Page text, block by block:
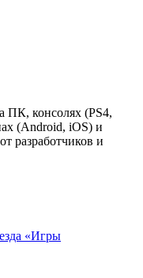
ПК, консолях (PS4,
(Android, iOS) и
разработчиков и
«Игры